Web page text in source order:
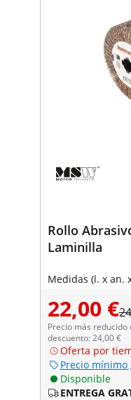
Rollo
Laminilla
Medidas (l. x an.
22,00 €
Precio más
descuento: 24,00 €
Oferta por
Precio
Disponible
ENTREGA